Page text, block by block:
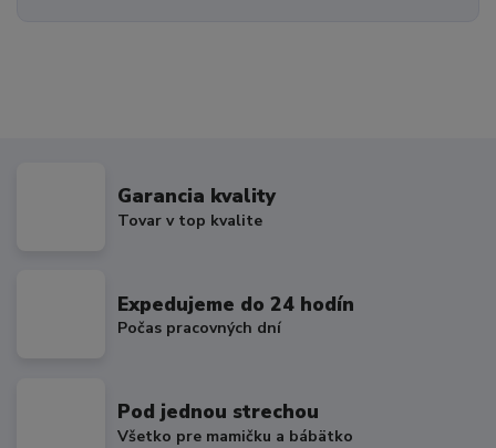
Garancia kvality
Tovar v top kvalite
Expedujeme do 24 hodín
Počas pracovných dní
Pod jednou strechou
Všetko pre mamičku a bábätko